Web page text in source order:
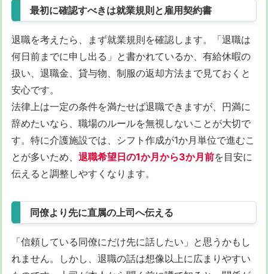
最初に確認すべきは就業規則と雇用契約書
退職を考えたら、まず就業規則を確認します。「退職は
何日前までに申し出る」と書かれているか、有給休暇の
扱い、退職金、貸与物、制服の返却方法まで見ておくと
安心です。
法律上は一定の条件を満たせば退職できますが、円満に
辞めたいなら、職場のルールを無視しないことが大切で
す。特に介護施設では、シフト作成が1か月単位で進むこ
とが多いため、 退職希望日の1か月から3か月前を目安に
伝えると調整しやすくなります。
同僚より先に直属の上司へ伝える
「信頼している同僚にだけ先に話したい」と思うかもし
れません。しかし、退職の話は想像以上に広まりやすい